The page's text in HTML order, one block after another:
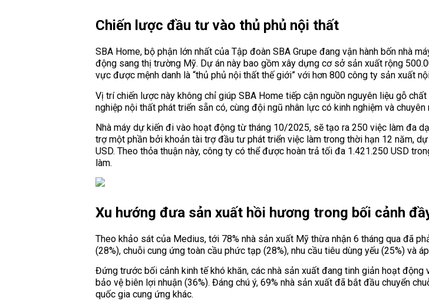
Chiến lược đầu tư vào thủ phủ nội thất
SBA Home, bộ phận lớn nhất của Tập đoàn SBA Grupe đang vận hành bốn nhà
động sang thị trường Mỹ. Dự án này bao gồm xây dựng cơ sở sản xuất rộng
vực được mệnh danh là “thủ phủ nội thất thế giới” với hơn 800 công ty sản xuất
Vị trí chiến lược này không chỉ giúp SBA Home tiếp cận nguồn nguyên liệu gỗ
nghiệp nội thất phát triển sẵn có, cùng đội ngũ nhân lực có kinh nghiệm và
Nhà máy dự kiến đi vào hoạt động từ tháng 10/2025, sẽ tạo ra 250 việc làm đa
trợ một phần bởi khoản tài trợ đầu tư phát triển việc làm trong thời hạn 12 năm,
USD. Theo thỏa thuận này, công ty có thể được hoàn trả tối đa 1.421.250 USD
làm.
Xu hướng đưa sản xuất hồi hương trong bối cảnh
Theo khảo sát của Medius, tới 78% nhà sản xuất Mỹ thừa nhận 6 tháng qua đã
(28%), chuỗi cung ứng toàn cầu phức tạp (28%), nhu cầu tiêu dùng yếu (25%) và
Đứng trước bối cảnh kinh tế khó khăn, các nhà sản xuất đang tinh giản hoạt
bảo vệ biên lợi nhuận (36%). Đáng chú ý, 69% nhà sản xuất đã bắt đầu chuyển
quốc gia cung ứng khác.